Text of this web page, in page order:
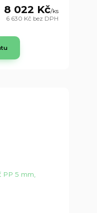
8 022 Kč/ks
6 630 Kč bez DPH